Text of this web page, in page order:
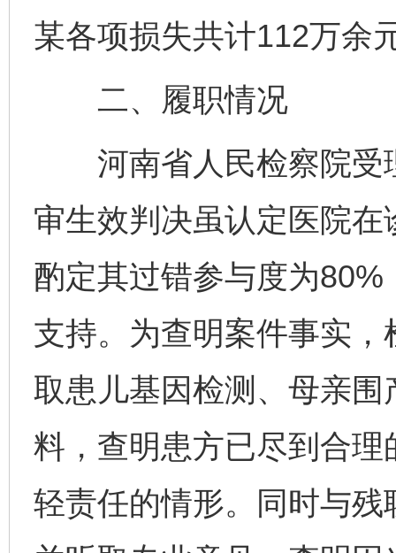
某各项损失共计112万余
二、履职情况
河南省人民检察院受
审生效判决虽认定医院
酌定其过错参与度为
支持。为查明案件事实
取患儿基因检测、母亲
料，查明患方已尽到合
轻责任的情形。同时与